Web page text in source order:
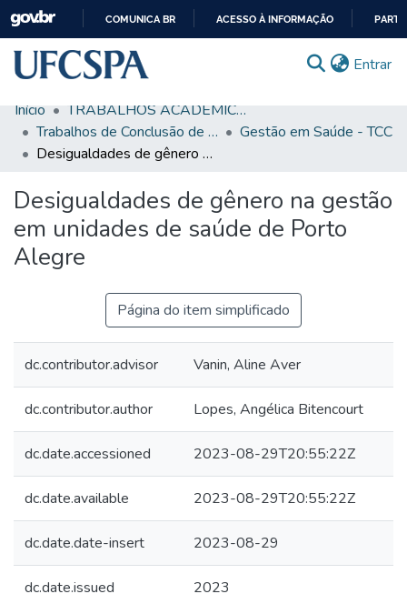
CONTEÚDO
COMUNICA BR ACESSO À INFORMAÇÃO
Entrar
Comunidades & Coleções
Busca Facetada
Estatísticas
Autoarquivamento
Sobre o RI-UFCSPA
Ajuda
Início
TRABALHOS ACADÊMICOS
Trabalhos de Conclusão de Curso de Graduação
Gestão em Saúde - TCC
Desigualdades de gênero na gestão em unidades de saúde de Porto Alegre
Desigualdades de gênero na gestão
em unidades de saúde de Porto
Alegre
Página do item simplificado
dc.contributor.advisor Vanin, Aline Aver
dc.contributor.author Lopes, Angélica Bitencourt
dc.date.accessioned 2023-08-29T20:55:22Z
dc.date.available 2023-08-29T20:55:22Z
dc.date.date-insert 2023-08-29
dc.date.issued 2023